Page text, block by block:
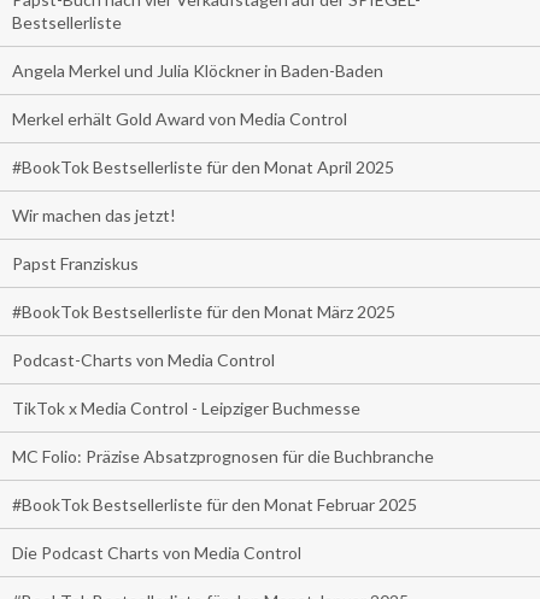
Bestsellerliste
Angela Merkel und Julia Klöckner in Baden-Baden
Merkel erhält Gold Award von Media Control
#BookTok Bestsellerliste für den Monat April 2025
Wir machen das jetzt!
Papst Franziskus
#BookTok Bestsellerliste für den Monat März 2025
Podcast-Charts von Media Control
TikTok x Media Control - Leipziger Buchmesse
MC Folio: Präzise Absatzprognosen für die Buchbranche
#BookTok Bestsellerliste für den Monat Februar 2025
Die Podcast Charts von Media Control